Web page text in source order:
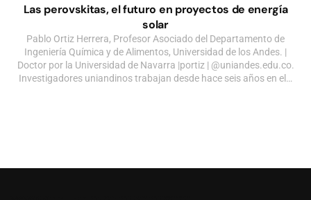
Las perovskitas, el futuro en proyectos de energía
solar
Pablo Ortiz Herrera, Profesor Asociado del Departamento de
Ingeniería Química y de Alimentos, Universidad de los Andes. |
Doctor por la Universidad de Navarra |portiz | @uniandes.edu.co.
Investigadores uniandinos trabajan desde hace seis años en el…